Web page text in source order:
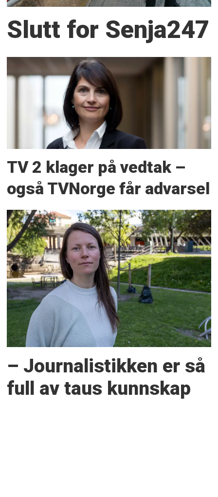
Slutt for Senja247
TV 2 klager på vedtak –
også TVNorge får advarsel
– Journalistikken er så
full av taus kunnskap